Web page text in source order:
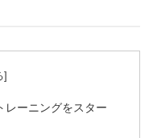
レーニングをスター